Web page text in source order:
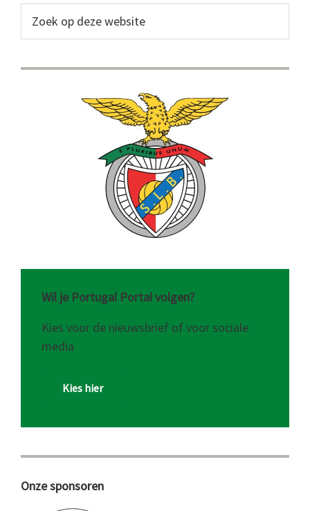
Sidebar
op
website
Wil je Portugal Portal volgen?
Kies voor de nieuwsbrief of voor sociale
media
Kies hier
Onze sponsoren